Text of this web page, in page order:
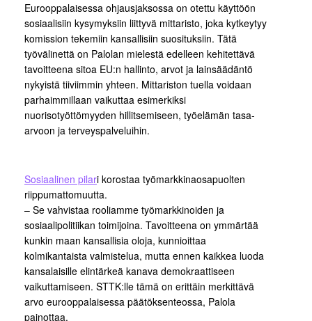
Eurooppalaisessa ohjausjaksossa on otettu käyttöön
sosiaalisiin kysymyksiin liittyvä mittaristo, joka kytkeytyy
komission tekemiin kansallisiin suosituksiin. Tätä
työvälinettä on Palolan mielestä edelleen kehitettävä
tavoitteena sitoa EU:n hallinto, arvot ja lainsäädäntö
nykyistä tiiviimmin yhteen. Mittariston tuella voidaan
parhaimmillaan vaikuttaa esimerkiksi
nuorisotyöttömyyden hillitsemiseen, työelämän tasa-
arvoon ja terveyspalveluihin.
Sosiaalinen pilari korostaa työmarkkinaosapuolten
riippumattomuutta.
– Se vahvistaa rooliamme työmarkkinoiden ja
sosiaalipolitiikan toimijoina. Tavoitteena on ymmärtää
kunkin maan kansallisia oloja, kunnioittaa
kolmikantaista valmistelua, mutta ennen kaikkea luoda
kansalaisille elintärkeä kanava demokraattiseen
vaikuttamiseen. STTK:lle tämä on erittäin merkittävä
arvo eurooppalaisessa päätöksenteossa, Palola
painottaa.